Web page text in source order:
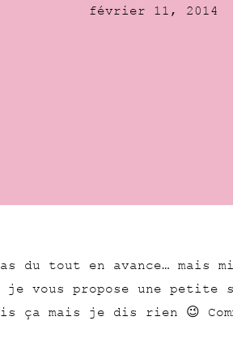
février 11, 2014
du tout en avance… mais
vous propose une petite
ça mais je dis rien 😉